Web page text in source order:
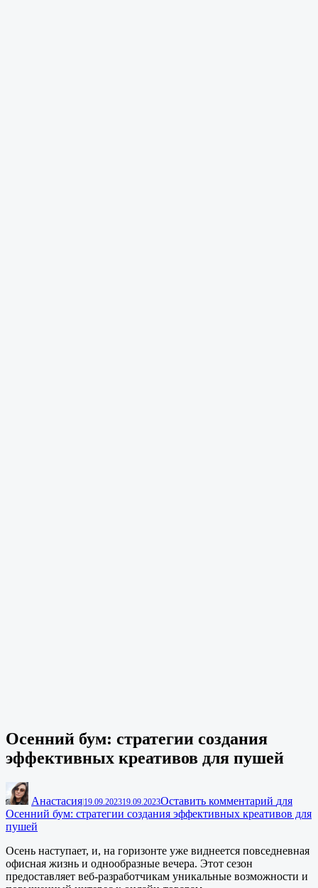
Осенний бум: стратегии создания
эффективных креативов для пушей
Анастасия 19.09.202319.09.2023Оставить комментарий для
Осенний бум: стратегии создания эффективных креативов для
пушей
Осень наступает, и, на горизонте уже виднеется повседневная
офисная жизнь и однообразные вечера. Этот сезон
предоставляет веб-разработчикам уникальные возможности и